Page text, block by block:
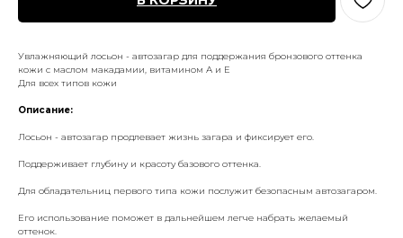
Увлажняющий лосьон - автозагар для поддержания бронзового оттенка
кожи с маслом макадамии, витамином А и Е
Для всех типов кожи
Описание:
Лосьон - автозагар продлевает жизнь загара и фиксирует его.
Поддерживает глубину и красоту базового оттенка.
Для обладательниц первого типа кожи послужит безопасным автозагаром.
Его использование поможет в дальнейшем легче набрать желаемый
оттенок.